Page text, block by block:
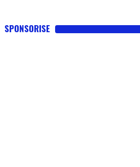
SPONSORISE